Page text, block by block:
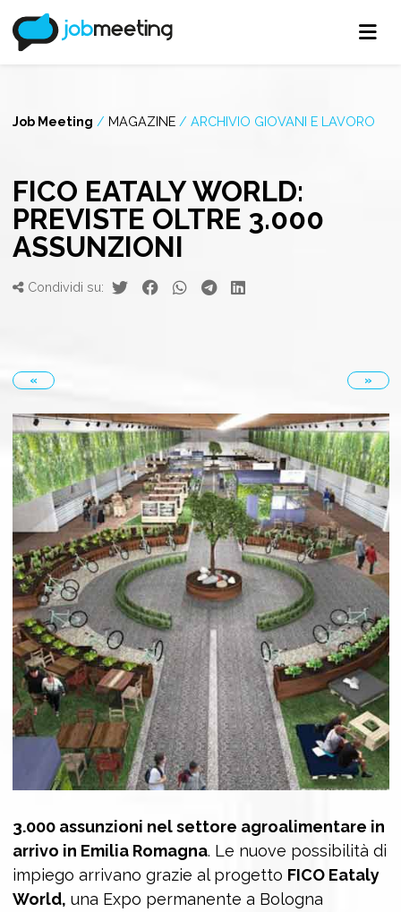
Job Meeting / MAGAZINE / ARCHIVIO GIOVANI E LAVORO
FICO EATALY WORLD:
PREVISTE OLTRE 3.000
ASSUNZIONI
Condividi su:
« »
3.000 assunzioni nel settore agroalimentare in
arrivo in Emilia Romagna. Le nuove possibilità di
impiego arrivano grazie al progetto FICO Eataly
World, una Expo permanente a Bologna